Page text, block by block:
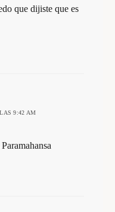
que dijiste que es
9:42 AM